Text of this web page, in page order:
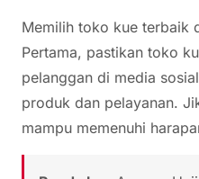
Memilih toko kue terbaik
Pertama, pastikan toko
pelanggan di media
produk dan pelayanan.
mampu memenuhi